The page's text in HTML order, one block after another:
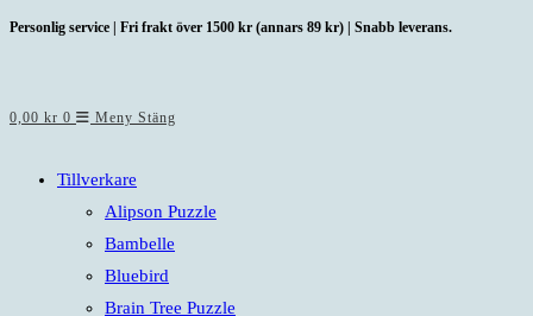
Hoppa
Personlig service | Fri frakt över 1500 kr (annars 89 kr) | Snabb leverans.
0,00 kr 0 Meny Stäng
Tillverkare
Alipson Puzzle
Bambelle
Bluebird
Brain Tree Puzzle